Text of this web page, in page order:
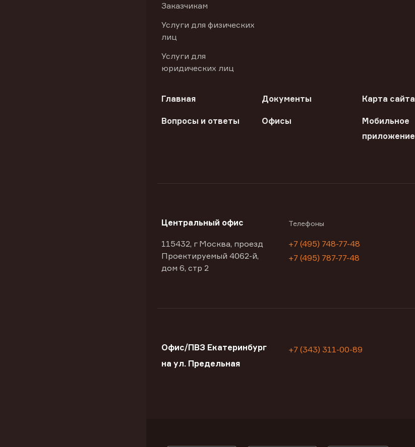
Заказчикам
Услуги для физических
лиц
Услуги для
юридических лиц
Главная Документы Карта сайта
Вопросы и ответы Офисы
Мобильное
приложение
Центральный офис
115432, г Москва, проезд
Проектируемый 4062-й,
дом 6, стр 2
Телефоны
+7 (495) 748-77-48
+7 (495) 787-77-48
Офис/ПВЗ Екатеринбург
на ул. Предельная
+7 (343) 311-00-89